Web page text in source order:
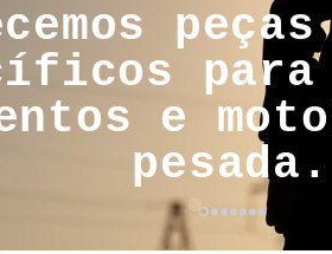
reservador apara
e
pesada.